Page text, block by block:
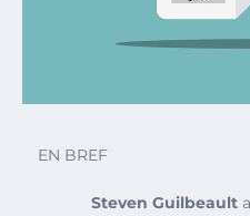
EN BREF
Steven Guilbeault